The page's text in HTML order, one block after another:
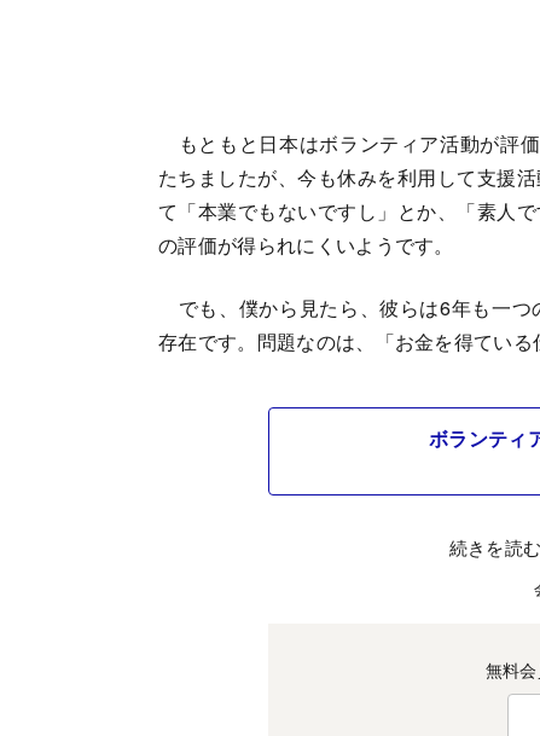
もともと日本はボランティア活動が評
たちましたが、今も休みを利用して支援
て「本業でもないですし」とか、「素人
の評価が得られにくいようです。
でも、僕から見たら、彼らは6年も一
存在です。問題なのは、「お金を得てい
ボランティ
続きを読
無料